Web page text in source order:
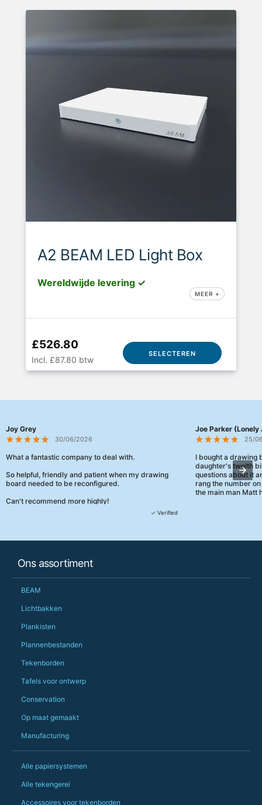
A2 BEAM LED Light Box
Wereldwijde levering ✓
MEER +
£526.80
Incl. £87.80 btw
SELECTEREN
Joy Grey
30/06/2026
What a fantastic company to deal with.
So helpful, friendly and patient when my drawing
board needed to be reconfigured.
Can't recommend more highly!
✓ Verified
Joe Parker (Lonely
25/
I bought a drawing
daughter's twelth
questions about it
rang the number
the main man Matt
Ons assortiment
BEAM
Lichtbakken
Plankisten
Plannenbestanden
Tekenborden
Tafels voor ontwerp
Conservation
Op maat gemaakt
Manufacturing
Alle papiersystemen
Alle tekengerei
Accessoires voor tekenborden